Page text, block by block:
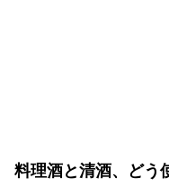
料理酒と清酒、どう